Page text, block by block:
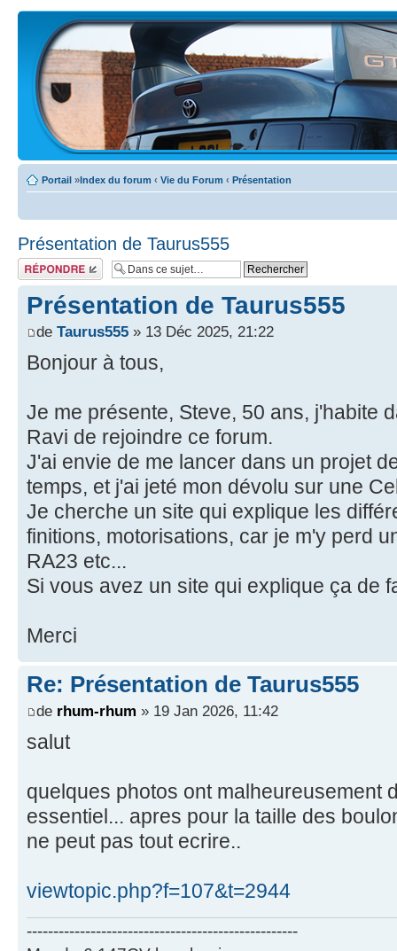
Portail »Index du forum ‹ Vie du Forum ‹ Présentation
Présentation de Taurus555
Écrire un
commentaire
Présentation de Taurus555
de Taurus555 » 13 Déc 2025, 21:22
Bonjour à tous,
Je me présente, Steve, 50 ans, j'habite
Ravi de rejoindre ce forum.
J'ai envie de me lancer dans un projet
temps, et j'ai jeté mon dévolu sur une
Je cherche un site qui explique les
finitions, motorisations, car je m'y perd
RA23 etc...
Si vous avez un site qui explique ça de
Merci
Re: Présentation de Taurus555
de rhum-rhum » 19 Jan 2026, 11:42
salut
quelques photos ont malheureusement
essentiel... apres pour la taille des
ne peut pas tout ecrire..
viewtopic.php?f=107&t=2944
---------------------------------------------------